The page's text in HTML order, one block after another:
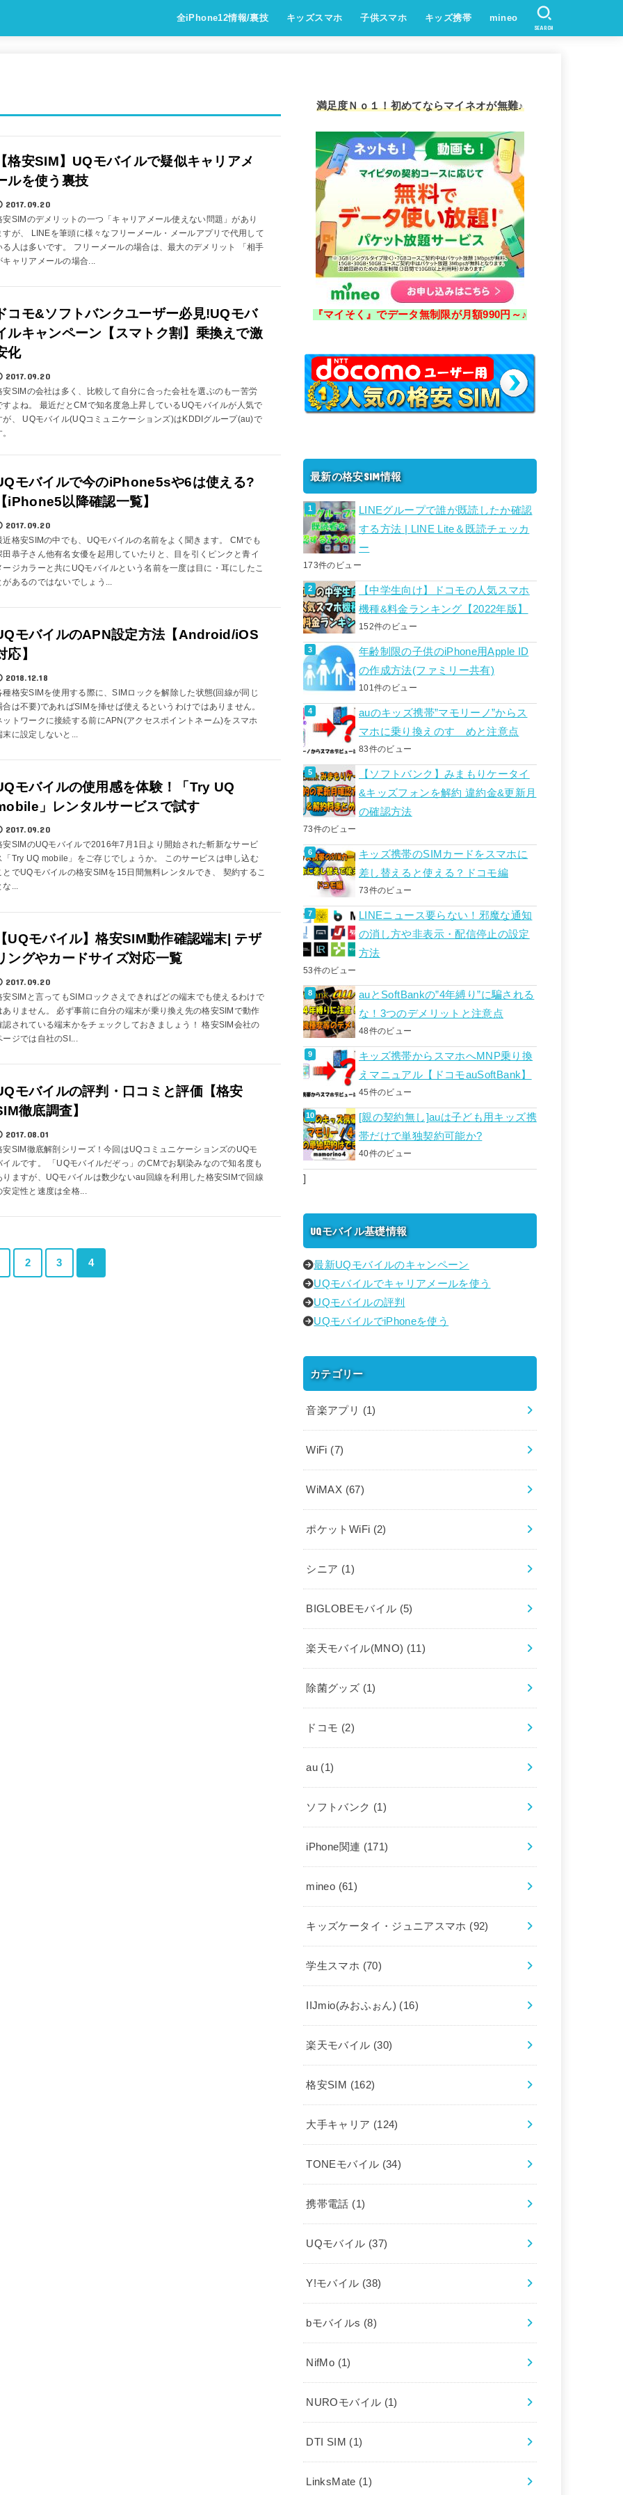
全iPhone12情報/裏技 キッズスマホ 子供スマホ キッズ携帯 mineo
SEARCH
格安SIM】UQモバイルで疑似キャリアメ
ルを使う裏技
2017.09.20
安SIMのデメリットの一つ「キャリアメール使えない問題」があり
すが、 LINEを筆頭に様々なフリーメール・メールアプリで代用して
る人は多いです。 フリーメールの場合は、最大のデメリット 「相手
キャリアメールの場合...
コモ&ソフトバンクユーザー必見!UQモバ
ルキャンペーン【スマトク割】乗換えで激
化
2017.09.20
安SIMの会社は多く、比較して自分に合った会社を選ぶのも一苦労
すよね。 最近だとCMで知名度急上昇しているUQモバイルが人気で
が、 UQモバイル(UQコミュニケーションズ)はKDDIグループ(au)で
モバイルで今のiPhone5sや6は使える?
iPhone5以降確認一覧】
2017.09.20
近格安SIMの中でも、UQモバイルの名前をよく聞きます。 CMでも
田恭子さん他有名女優を起用していたりと、目を引くピンクと青イ
ージカラーと共にUQモバイルという名前を一度は目に・耳にしたこ
があるのではないでしょう...
モバイルのAPN設定方法【Android/iOS
応】
2018.12.18
種格安SIMを使用する際に、SIMロックを解除した状態(回線が同じ
合は不要)であればSIMを挿せば使えるというわけではありません。
ットワークに接続する前にAPN(アクセスポイントネーム)をスマホ
末に設定しないと...
モバイルの使用感を体験！「Try UQ
」レンタルサービスで試す
2017.09.20
安SIMのUQモバイルで2016年7月1日より開始された斬新なサービ
「Try UQ mobile」をご存じでしょうか。 このサービスは申し込む
とでUQモバイルの格安SIMを15日間無料レンタルでき、 契約するこ
な...
UQモバイル】格安SIM動作確認端末| テザ
ングやカードサイズ対応一覧
2017.09.20
安SIMと言ってもSIMロックさえできればどの端末でも使えるわけで
ありません。 必ず事前に自分の端末が乗り換え先の格安SIMで動作
認されている端末かをチェックしておきましょう！ 格安SIM会社の
ージでは自社のSI...
モバイルの評判・口コミと評価【格安
徹底調査】
2017.08.01
安SIM徹底解剖シリーズ！今回はUQコミュニケーションズのUQモ
イルです。 「UQモバイルだぞっ」のCMでお馴染みなので知名度も
りますが、UQモバイルは数少ないau回線を利用した格安SIMで回線
安定性と速度は全格...
2 3 4
満足度Ｎｏ１！初めてならマイネオが無難♪
『マイそく』でデータ無制限が月額990円～♪
最新の格安SIM情報
LINEグループで誰が既読したか確認
する方法 | LINE Lite＆既読チェッカ
ー
173件のビュー
【中学生向け】ドコモの人気スマホ
機種&料金ランキング【2022年版】
152件のビュー
年齢制限の子供のiPhone用Apple ID
の作成方法(ファミリー共有)
101件のビュー
auのキッズ携帯”マモリーノ”からス
マホに乗り換えのすゝめと注意点
83件のビュー
【ソフトバンク】みまもりケータイ
&キッズフォンを解約 違約金&更新月
の確認方法
73件のビュー
キッズ携帯のSIMカードをスマホに
差し替えると使える？ドコモ編
73件のビュー
LINEニュース要らない！邪魔な通知
の消し方や非表示・配信停止の設定
方法
53件のビュー
auとSoftBankの”4年縛り”に騙される
な！3つのデメリットと注意点
48件のビュー
キッズ携帯からスマホへMNP乗り換
えマニュアル【ドコモauSoftBank】
45件のビュー
[親の契約無し]auは子ども用キッズ携
帯だけで単独契約可能か?
40件のビュー
]
UQモバイル基礎情報
最新UQモバイルのキャンペーン
UQモバイルでキャリアメールを使う
UQモバイルの評判
UQモバイルでiPhoneを使う
カテゴリー
音楽アプリ (1)
WiFi (7)
WiMAX (67)
ポケットWiFi (2)
シニア (1)
BIGLOBEモバイル (5)
楽天モバイル(MNO) (11)
除菌グッズ (1)
ドコモ (2)
au (1)
ソフトバンク (1)
iPhone関連 (171)
mineo (61)
キッズケータイ・ジュニアスマホ (92)
学生スマホ (70)
IIJmio(みおふぉん) (16)
楽天モバイル (30)
格安SIM (162)
大手キャリア (124)
TONEモバイル (34)
携帯電話 (1)
UQモバイル (37)
Y!モバイル (38)
bモバイルs (8)
NifMo (1)
NUROモバイル (1)
DTI SIM (1)
LinksMate (1)